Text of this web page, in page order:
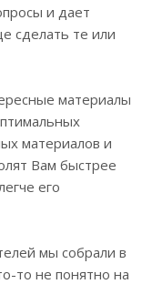
и дает
сделать те или
материалы
материалов и
Вам быстрее
его
мы собрали в
то не понятно на